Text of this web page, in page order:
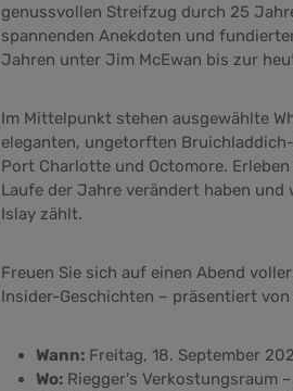
genussvollen Streifzug durch 25
spannenden Anekdoten und
Jahren unter Jim McEwan bis zur
Im Mittelpunkt stehen ausgewählte
eleganten, ungetorften
Port Charlotte und Octomore.
Laufe der Jahre verändert haben
Islay zählt.
Freuen Sie sich auf einen Abend
Insider-Geschichten – präsentiert
Wann: Freitag, 18. September
Wo: Riegger's Verkostungsraum